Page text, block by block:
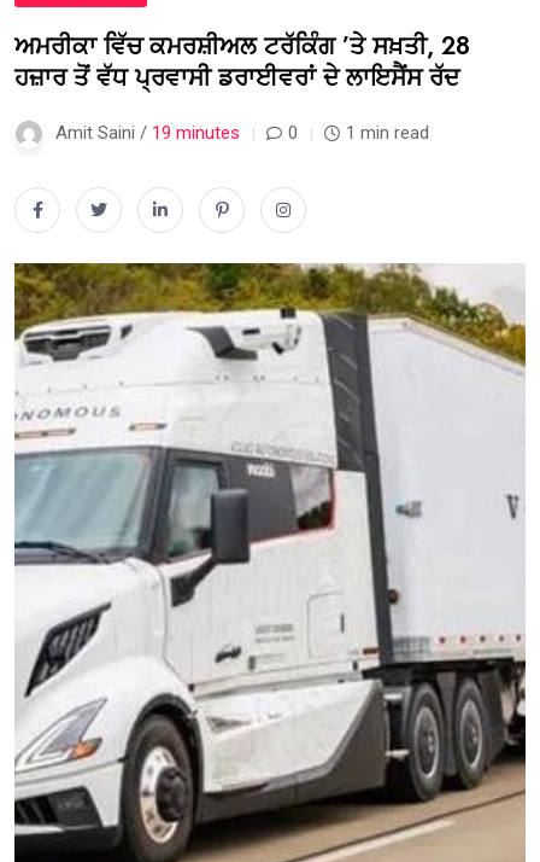
ਅਮਰੀਕਾ ਵਿੱਚ ਕਮਰਸ਼ੀਅਲ ਟਰੱਕਿੰਗ ’ਤੇ ਸਖ਼ਤੀ, 28
ਹਜ਼ਾਰ ਤੋਂ ਵੱਧ ਪ੍ਰਵਾਸੀ ਡਰਾਈਵਰਾਂ ਦੇ ਲਾਇਸੈਂਸ ਰੱਦ
Amit Saini / 19 minutes 0 1 min read